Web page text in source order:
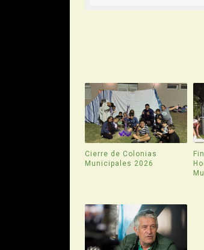
Cierre de Colonias
Municipales 2026